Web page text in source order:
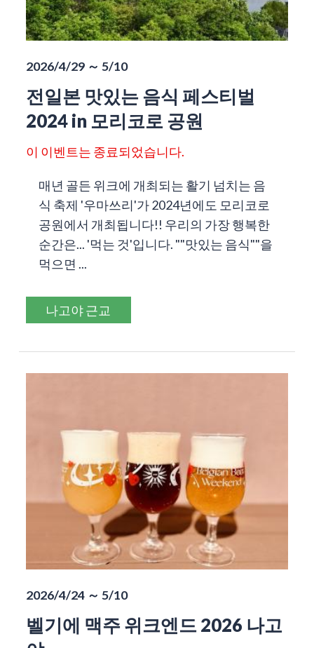
2026/4/29 ～ 5/10
전일본 맛있는 음식 페스티벌
2024 in 모리코로 공원
이 이벤트는 종료되었습니다.
매년 골든 위크에 개최되는 활기 넘치는 음
식 축제 '우마쓰리'가 2024년에도 모리코로
공원에서 개최됩니다!! 우리의 가장 행복한
순간은... '먹는 것'입니다. ""맛있는 음식""을
먹으면 ...
나고야 근교
2026/4/24 ～ 5/10
벨기에 맥주 위크엔드 2026 나고